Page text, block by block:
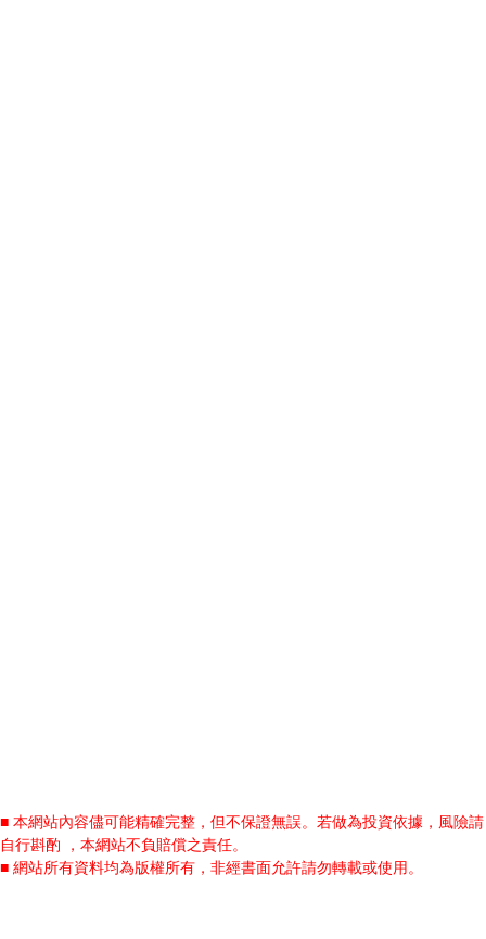
■ 本網站內容儘可能精確完整，但不保證無誤。若做為投資依據，風險請
自行斟酌 ，本網站不負賠償之責任。
■ 網站所有資料均為版權所有，非經書面允許請勿轉載或使用。